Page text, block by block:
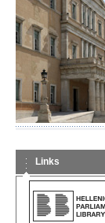
Links